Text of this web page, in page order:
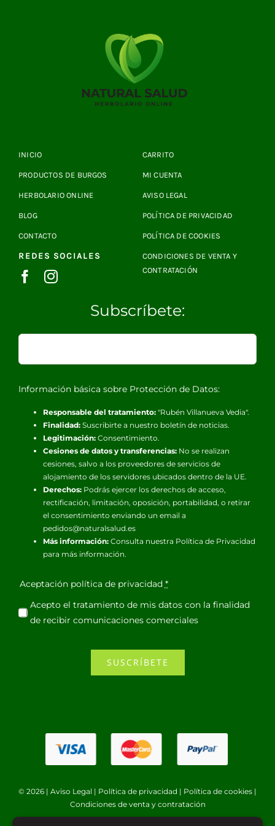
INICIO
PRODUCTOS DE BURGOS
HERBOLARIO ONLINE
BLOG
CONTACTO
REDES SOCIALES
CARRITO
MI CUENTA
AVISO LEGAL
POLÍTICA DE PRIVACIDAD
POLÍTICA DE COOKIES
CONDICIONES DE VENTA Y
CONTRATACIÓN
Subscríbete:
Información básica sobre Protección de Datos:
Responsable del tratamiento:"Rubén Villanueva Vedia".
Finalidad:Suscribirte a nuestro boletín de noticias.
Legitimación:Consentimiento.
Cesiones de datos y transferencias:No se realizan
cesiones, salvo a los proveedores de servicios de
alojamiento de los servidores ubicados dentro de la UE.
Derechos:Podrás ejercer los derechos de acceso,
rectificación, limitación, oposición, portabilidad, o retirar
el consentimiento enviando un email a
pedidos@naturalsalud.es
Más información:Consulta nuestra Política de Privacidad
para más información.
Aceptación política de privacidad *
Acepto el tratamiento de mis datos con la finalidad
de recibir comunicaciones comerciales
SUSCRÍBETE
© 2026 | Aviso Legal | Política de privacidad | Política de cookies |
Condiciones de venta y contratación